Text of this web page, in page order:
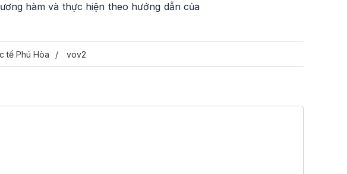
hàm và thực hiện theo hướng dẫn của
tế Phú Hòa vov2